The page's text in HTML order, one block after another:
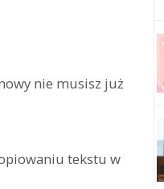
nie musisz już
tekstu w